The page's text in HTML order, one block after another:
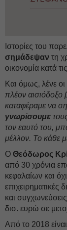
Ιστορίες του
σημάδεψαν τη
οικονομία κατά
Και όμως, λένε
πλέον αισιόδοξο
καταφέραμε να
γνωρίσουμε
τον εαυτό του,
μέλλον. Το κάθε
Ο Θεόδωρος
από 30 χρόνια
κεφαλαίων και
επιχειρηματικές
και
δισ. ευρώ σε
Από το 2018